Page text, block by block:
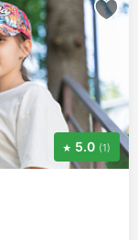
5.0 (1)